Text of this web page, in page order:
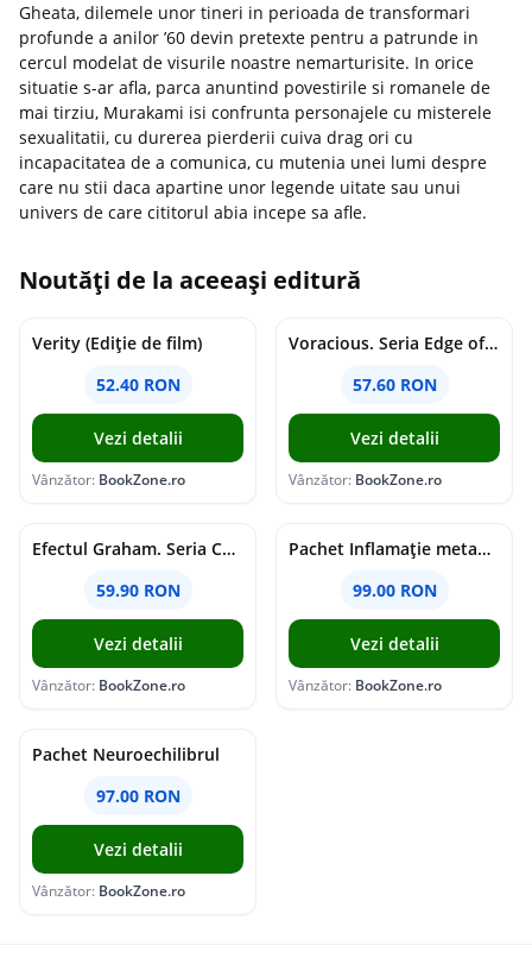
Gheata, dilemele unor tineri in perioada de transformari
profunde a anilor ’60 devin pretexte pentru a patrunde in
cercul modelat de visurile noastre nemarturisite. In orice
situatie s-ar afla, parca anuntind povestirile si romanele de
mai tirziu, Murakami isi confrunta personajele cu misterele
sexualitatii, cu durerea pierderii cuiva drag ori cu
incapacitatea de a comunica, cu mutenia unei lumi despre
care nu stii daca apartine unor legende uitate sau unui
univers de care cititorul abia incepe sa afle.
Noutăți de la aceeași editură
Verity (Ediție de film)
52.40 RON
Vezi detalii
Vânzător: BookZone.ro
Voracious. Seria Edge of Darkness Vol.2
57.60 RON
Vezi detalii
Vânzător: BookZone.ro
Efectul Graham. Seria Campus Diaries Vol.1
59.90 RON
Vezi detalii
Vânzător: BookZone.ro
Pachet Inflamație metabolism și creier
99.00 RON
Vezi detalii
Vânzător: BookZone.ro
Pachet Neuroechilibrul
97.00 RON
Vezi detalii
Vânzător: BookZone.ro